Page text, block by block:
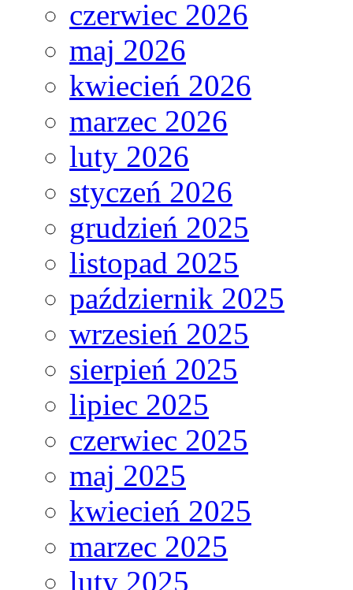
czerwiec 2026
maj 2026
kwiecień 2026
marzec 2026
luty 2026
styczeń 2026
grudzień 2025
listopad 2025
październik 2025
wrzesień 2025
sierpień 2025
lipiec 2025
czerwiec 2025
maj 2025
kwiecień 2025
marzec 2025
luty 2025